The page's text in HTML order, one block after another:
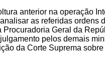
anterior na operação
as referidas ordens
Procuradoria Geral da
pelos demais
da Corte Suprema